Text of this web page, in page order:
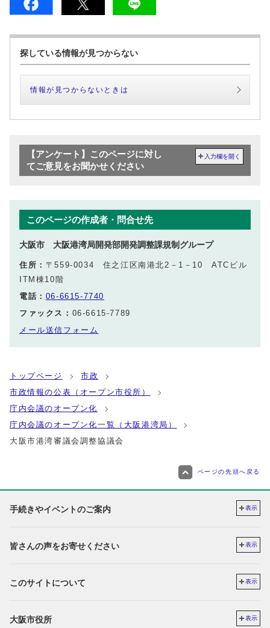
探している情報が見つからない
情報が見つからないときは
【アンケート】このページに対し
てご意見をお聞かせください
入力欄を開く
このページの作成者・問合せ先
大阪市 大阪港湾局開発部開発調整課規制グループ
住所： 〒559-0034 住之江区南港北2－1－10 ATCビル
ITM棟10階
電話： 06-6615-7740
ファックス： 06-6615-7789
メール送信フォーム
トップページ
市政
市政情報の公表（オープン市役所）
庁内会議のオープン化
庁内会議のオープン化一覧（大阪港湾局）
⼤阪市港湾審議会調整協議会
ページの先頭へ戻る
手続きやイベントのご案内 表示
皆さんの声をお寄せください 表示
このサイトについて 表示
大阪市役所 表示